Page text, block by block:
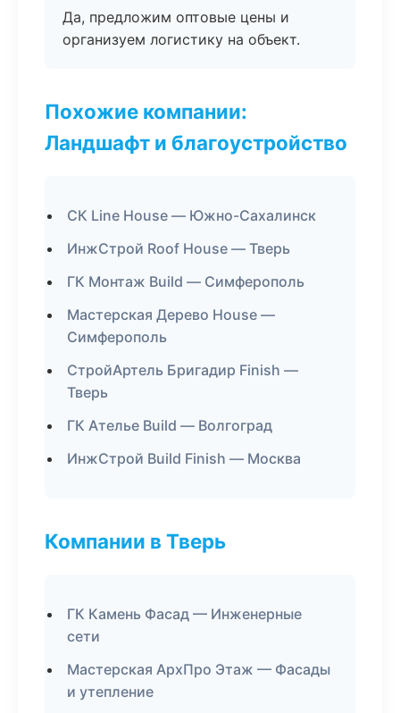
Да, предложим оптовые цены и
организуем логистику на объект.
Похожие компании:
Ландшафт и благоустройство
СК Line House — Южно-Сахалинск
ИнжСтрой Roof House — Тверь
ГК Монтаж Build — Симферополь
Мастерская Дерево House —
Симферополь
СтройАртель Бригадир Finish —
Тверь
ГК Ателье Build — Волгоград
ИнжСтрой Build Finish — Москва
Компании в Тверь
ГК Камень Фасад — Инженерные
сети
Мастерская АрхПро Этаж — Фасады
и утепление